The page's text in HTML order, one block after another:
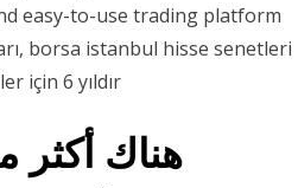
easy-to-use trading platform
borsa istanbul hisse senetleri
için 6 yıldır